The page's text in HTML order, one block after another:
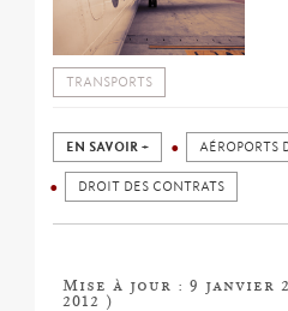
TRANSPORTS
EN SAVOIR + AÉROPORTS
DROIT DES CONTRATS
Mise à jour : 9 janvier
2012 )